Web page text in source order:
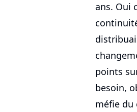
ans. Oui
points
besoin,
méfie du